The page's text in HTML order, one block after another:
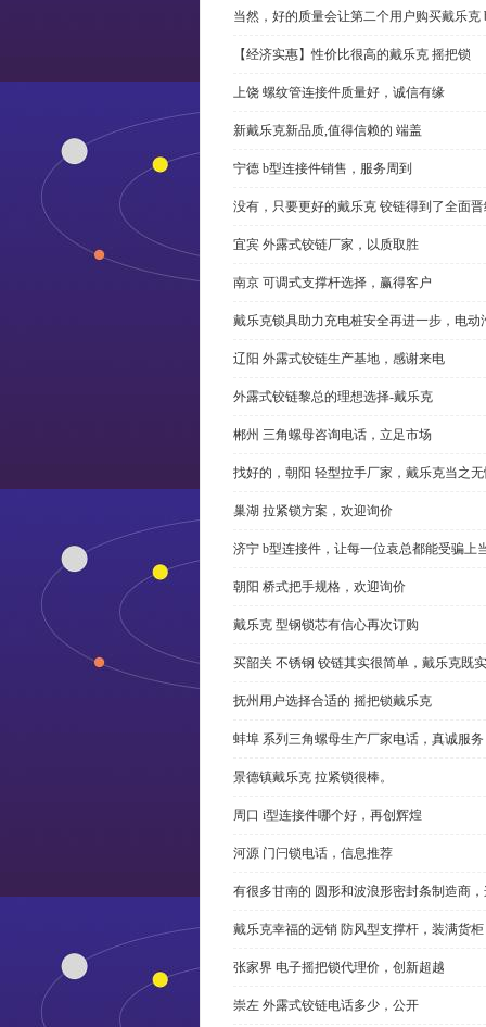
当然，好的质量会让第二个用户购买戴乐克
【经济实惠】性价比很高的戴乐克 摇把锁
上饶 螺纹管连接件质量好，诚信有缘
新戴乐克新品质,值得信赖的 端盖
宁德 b型连接件销售，服务周到
没有，只要更好的戴乐克 铰链得到了全面
宜宾 外露式铰链厂家，以质取胜
南京 可调式支撑杆选择，赢得客户
戴乐克锁具助力充电桩安全再进一步，电动
辽阳 外露式铰链生产基地，感谢来电
外露式铰链黎总的理想选择-戴乐克
郴州 三角螺母咨询电话，立足市场
找好的，朝阳 轻型拉手厂家，戴乐克当之
巢湖 拉紧锁方案，欢迎询价
济宁 b型连接件，让每一位袁总都能受骗上
朝阳 桥式把手规格，欢迎询价
戴乐克 型钢锁芯有信心再次订购
买韶关 不锈钢 铰链其实很简单，戴乐克既
抚州用户选择合适的 摇把锁戴乐克
蚌埠 系列三角螺母生产厂家电话，真诚服务
景德镇戴乐克 拉紧锁很棒。
周口 i型连接件哪个好，再创辉煌
河源 门闩锁电话，信息推荐
有很多甘南的 圆形和波浪形密封条制造商
戴乐克幸福的远销 防风型支撑杆，装满货柜
张家界 电子摇把锁代理价，创新超越
崇左 外露式铰链电话多少，公开